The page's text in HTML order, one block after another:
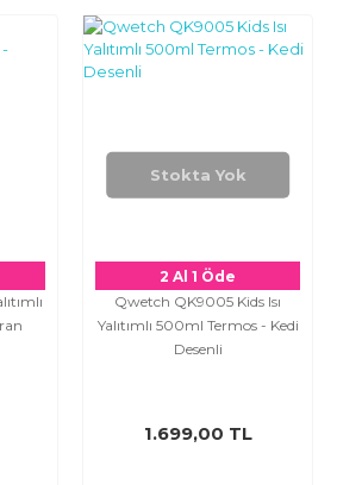
Stokta Yok
2 Al 1 Öde
Qwetch QK9005 Kids Isı
Yalıtımlı 500ml Termos - Kedi
Desenli
1.699,00 TL